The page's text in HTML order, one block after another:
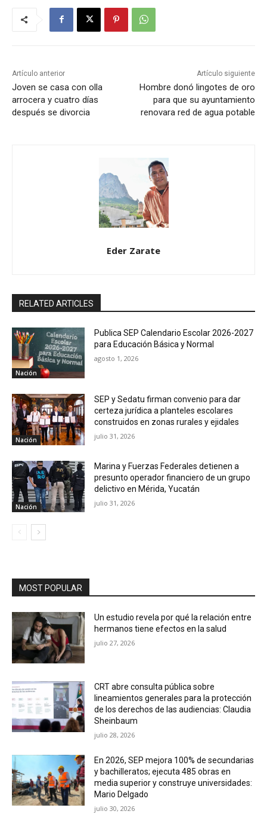
Artículo anterior
Joven se casa con olla
arrocera y cuatro días
después se divorcia
Artículo siguiente
Hombre donó lingotes de oro
para que su ayuntamiento
renovara red de agua potable
Eder Zarate
RELATED ARTICLES
Nación
Publica SEP Calendario Escolar 2026-2027
para Educación Básica y Normal
agosto 1, 2026
Nación
SEP y Sedatu firman convenio para dar
certeza jurídica a planteles escolares
construidos en zonas rurales y ejidales
julio 31, 2026
Nación
Marina y Fuerzas Federales detienen a
presunto operador financiero de un grupo
delictivo en Mérida, Yucatán
julio 31, 2026
MOST POPULAR
Un estudio revela por qué la relación entre
hermanos tiene efectos en la salud
julio 27, 2026
CRT abre consulta pública sobre
lineamientos generales para la protección
de los derechos de las audiencias: Claudia
Sheinbaum
julio 28, 2026
En 2026, SEP mejora 100% de secundarias
y bachilleratos; ejecuta 485 obras en
media superior y construye universidades:
Mario Delgado
julio 30, 2026